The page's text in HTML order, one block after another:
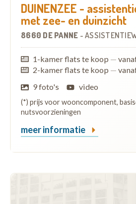
DUINENZEE -
met zee- en duinzicht
8660 DE PANNE -
1-kamer flats te koop —
2-kamer flats te koop —
9 foto's
video
(*) prijs voor wooncomponent,
nutsvoorzieningen
meer informatie